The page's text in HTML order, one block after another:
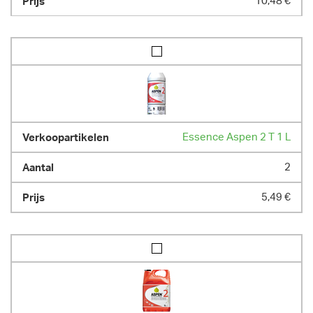
Essence Aspen 2 T 1 L
2
5,49 €